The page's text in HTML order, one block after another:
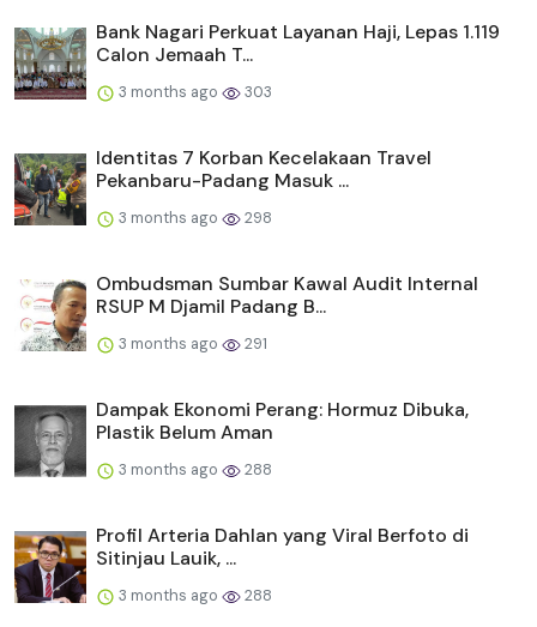
Bank Nagari Perkuat Layanan Haji, Lepas 1.119
Calon Jemaah T...
3 months ago 303
Identitas 7 Korban Kecelakaan Travel
Pekanbaru-Padang Masuk ...
3 months ago 298
Ombudsman Sumbar Kawal Audit Internal
RSUP M Djamil Padang B...
3 months ago 291
Dampak Ekonomi Perang: Hormuz Dibuka,
Plastik Belum Aman
3 months ago 288
Profil Arteria Dahlan yang Viral Berfoto di
Sitinjau Lauik, ...
3 months ago 288